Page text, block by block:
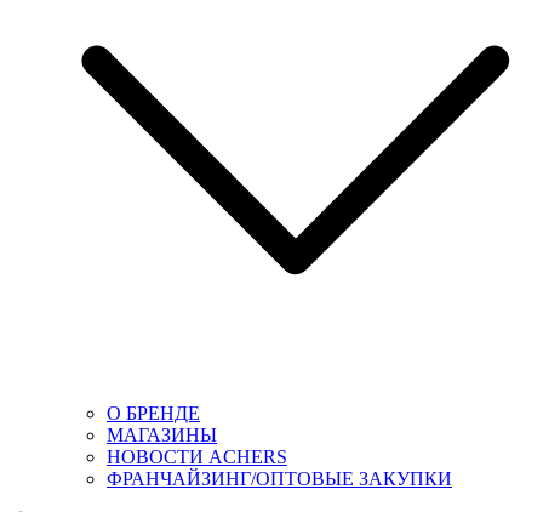
О БРЕНДЕ
МАГАЗИНЫ
НОВОСТИ ACHERS
ФРАНЧАЙЗИНГ/ОПТОВЫЕ ЗАКУПКИ